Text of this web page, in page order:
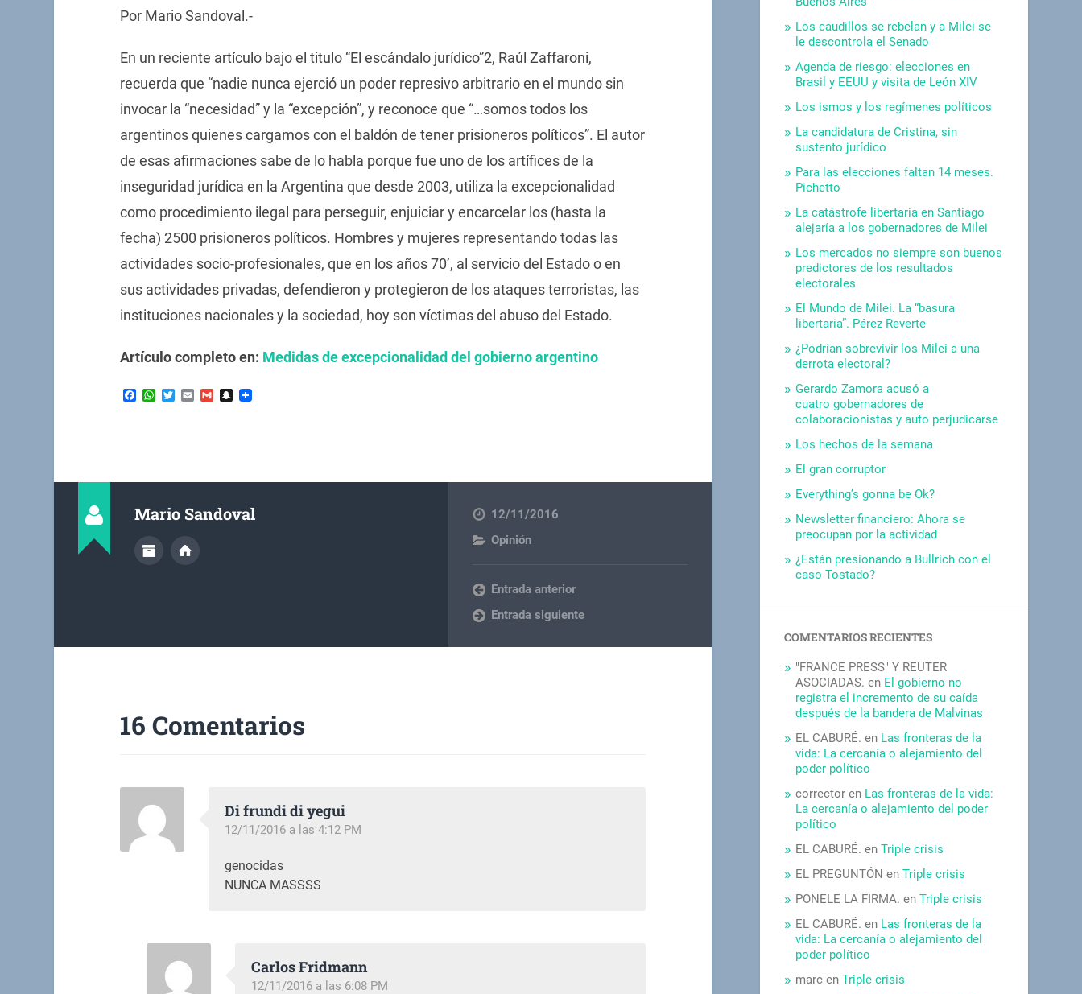
Por Mario Sandoval.-
En un reciente artículo bajo el titulo “El escándalo jurídico”2, Raúl Zaffaroni,
recuerda que “nadie nunca ejerció un poder represivo arbitrario en el mundo sin
invocar la “necesidad” y la “excepción”, y reconoce que “…somos todos los
argentinos quienes cargamos con el baldón de tener prisioneros políticos”. El autor
de esas afirmaciones sabe de lo habla porque fue uno de los artífices de la
inseguridad jurídica en la Argentina que desde 2003, utiliza la excepcionalidad
como procedimiento ilegal para perseguir, enjuiciar y encarcelar los (hasta la
fecha) 2500 prisioneros políticos. Hombres y mujeres representando todas las
actividades socio-profesionales, que en los años 70’, al servicio del Estado o en
sus actividades privadas, defendieron y protegieron de los ataques terroristas, las
instituciones nacionales y la sociedad, hoy son víctimas del abuso del Estado.
Artículo completo en: Medidas de excepcionalidad del gobierno argentino
Facebook
WhatsApp
Twitter
EmailGmailSnapchat
Mario Sandoval
12/11/2016
Opinión
Entrada anterior
Entrada siguiente
16 Comentarios
Di frundi di yegui
12/11/2016 a las 4:12 PM
genocidas
NUNCA MASSSS
Carlos Fridmann
12/11/2016 a las 6:08 PM
Los caudillos se rebelan y a Milei se
le descontrola el Senado
Agenda de riesgo: elecciones en
Brasil y EEUU y visita de León XIV
Los ismos y los regímenes políticos
La candidatura de Cristina, sin
sustento jurídico
Para las elecciones faltan 14 meses.
Pichetto
La catástrofe libertaria en Santiago
alejaría a los gobernadores de Milei
Los mercados no siempre son buenos
predictores de los resultados
electorales
El Mundo de Milei. La “basura
libertaria”. Pérez Reverte
¿Podrían sobrevivir los Milei a una
derrota electoral?
Gerardo Zamora acusó a
cuatro gobernadores de
colaboracionistas y auto perjudicarse
Los hechos de la semana
El gran corruptor
Everything’s gonna be Ok?
Newsletter financiero: Ahora se
preocupan por la actividad
¿Están presionando a Bullrich con el
caso Tostado?
COMENTARIOS RECIENTES
"FRANCE PRESS" Y REUTER
ASOCIADAS. en El gobierno no
registra el incremento de su caída
después de la bandera de Malvinas
EL CABURÉ. en Las fronteras de la
vida: La cercanía o alejamiento del
poder político
corrector en Las fronteras de la vida:
La cercanía o alejamiento del poder
político
EL CABURÉ. enTriple crisis
EL PREGUNTÓN enTriple crisis
PONELE LA FIRMA. enTriple crisis
EL CABURÉ. en Las fronteras de la
vida: La cercanía o alejamiento del
poder político
marc enTriple crisis